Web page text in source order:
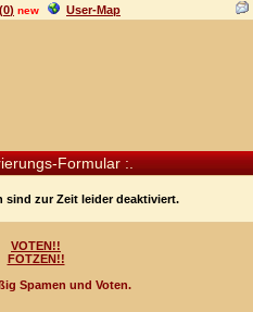
0) new User-Map
Formular :.
sind zur Zeit leider deaktiviert.
VOTEN!!
FOTZEN!!
Spamen und Voten.